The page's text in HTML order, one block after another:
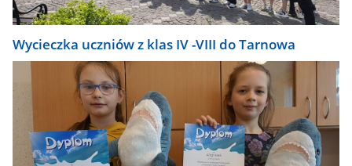
Wycieczka uczniów z klas IV -VIII do Tarnowa